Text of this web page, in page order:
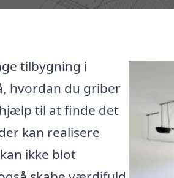
tilbygning i
hvordan du griber
til at finde det
kan realisere
ikke blot